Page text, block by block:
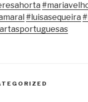
#luisasequeira